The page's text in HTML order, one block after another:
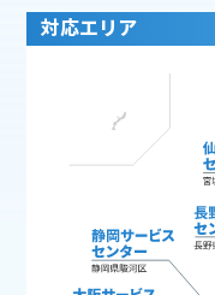
対応エリア